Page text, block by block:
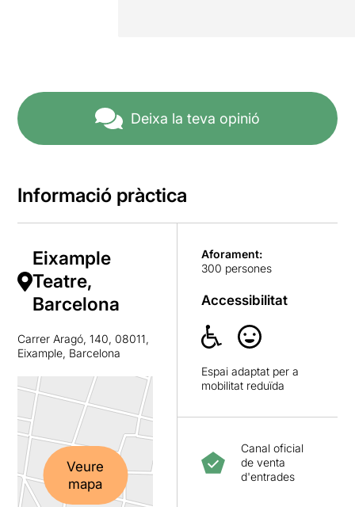
Deixa la teva opinió
Informació pràctica
Eixample
Teatre,
Barcelona
Carrer Aragó, 140, 08011,
Eixample, Barcelona
Veure
mapa
Aforament:
300 persones
Accessibilitat
Espai adaptat per a
mobilitat reduïda
Canal oficial
de venta
d'entrades